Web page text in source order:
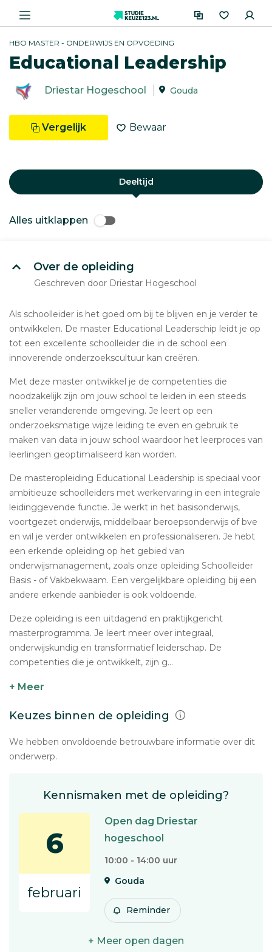
HBO MASTER - ONDERWIJS EN OPVOEDING
Educational Leadership
Driestar Hogeschool Gouda
Vergelijk Bewaar
Deeltijd
Alles uitklappen
Over de opleiding
Geschreven door Driestar Hogeschool
Als schoolleider is het goed om bij te blijven en je verder te
ontwikkelen. De master Educational Leaderschip leidt je op
tot een excellente schoolleider die in de school een
innoverende onderzoekscultuur kan creëren.
Met deze master ontwikkel je de competenties die
noodzakelijk zijn om jouw school te leiden in een steeds
sneller veranderende omgeving. Je leert op een
onderzoeksmatige wijze leiding te even en gebruik te
maken van data in jouw school waardoor het leerproces van
leerlingen geoptimaliseerd kan worden.
De masteropleiding Educational Leadership is speciaal voor
ambitieuze schoolleiders met werkervaring in een integrale
leidinggevende functie. Je werkt in het basisonderwijs,
voortgezet onderwijs, middelbaar beroepsonderwijs of bve
en wil je verder ontwikkelen en professionaliseren. Je hebt
een erkende opleiding op het gebied van
onderwijsmanagement, zoals onze opleiding Schoolleider
Basis - of Vakbekwaam. Een vergelijkbare opleiding bij een
andere erkende aanbieder is ook voldoende.
Deze opleiding is een uitdagend en praktijkgericht
masterprogramma. Je leert meer over integraal,
onderwijskundig en transformatief leiderschap. De
competenties die je ontwikkelt, zijn g...
+ Meer
Keuzes binnen de opleiding
We hebben onvoldoende betrouwbare informatie over dit
onderwerp.
Kennismaken met de opleiding?
6
februari
Open dag Driestar
hogeschool
10:00 - 14:00 uur
Gouda
Reminder
+ Meer open dagen